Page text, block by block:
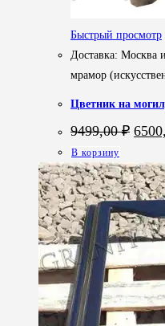
Быстрый просмотр
Доставка: Москва
мрамор
Цветник на
9499,00₽
цена
В корзину